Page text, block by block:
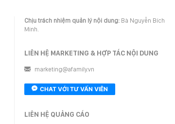
Chịu trách nhiệm quản lý nội dung: Bà Nguyễn Bích
Minh.
LIÊN HỆ MARKETING & HỢP TÁC NỘI DUNG
marketing@afamily.vn
CHAT VỚI TƯ VẤN VIÊN
LIÊN HỆ QUẢNG CÁO